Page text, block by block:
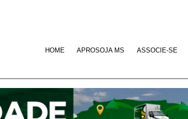
HOME APROSOJA MS ASSOCIE-SE